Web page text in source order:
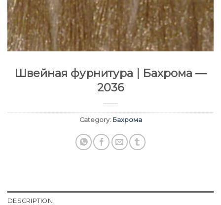
Швейная фурнитура | Бахрома —
2036
Category: Бахрома
DESCRIPTION